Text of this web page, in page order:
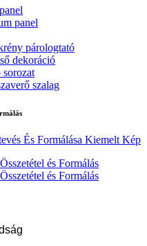
panel
párologtató
dekoráció
szalag